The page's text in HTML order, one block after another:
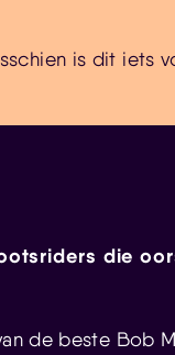
is dit iets
die
de beste Bob